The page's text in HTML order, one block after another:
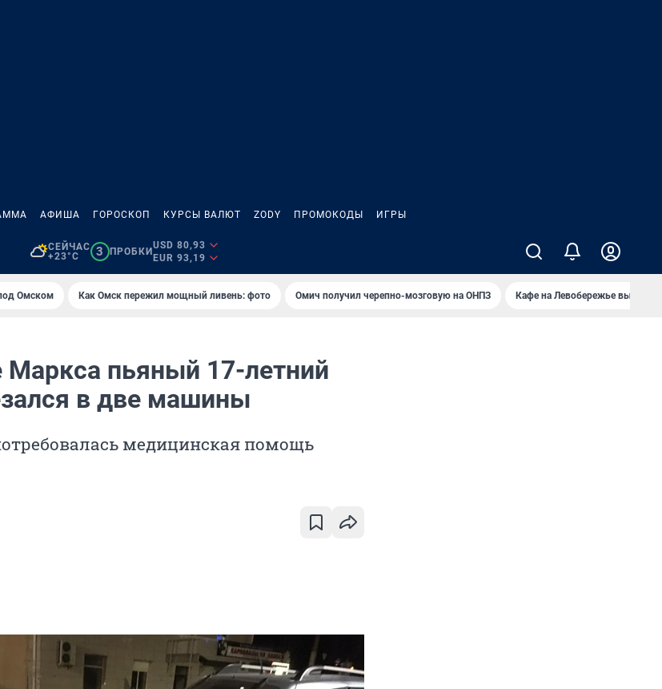
АФИША ГОРОСКОП КУРСЫ ВАЛЮТ ZODY ПРОМОКОДЫ ИГРЫ
СЕЙЧАС
+23°C
3 ПРОБКИ
USD 80,93
EUR 93,19
Омском Как Омск пережил мощный ливень: фото Омич получил черепно-мозговую на ОНПЗ Кафе на Левобережье
Маркса пьяный 17-летний
в две машины
медицинская помощь